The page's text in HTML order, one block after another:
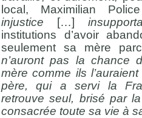
local, Maximilian
injustice […]
institutions d’avoir
seulement sa mère
n’auront pas la chance
mère comme ils l’auraient
père, qui a servi la
retrouve seul, brisé par
consacrée toute sa vie à